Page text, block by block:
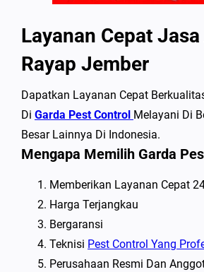
Layanan Cepat
Rayap Jember
Dapatkan Layanan Cepat
Di Garda Pest Control Melayani Di
Besar Lainnya Di Indonesia.
Mengapa Memilih Garda
Memberikan Layanan Cepat
Harga Terjangkau
Bergaransi
Teknisi Pest Control Yang
Perusahaan Resmi Dan